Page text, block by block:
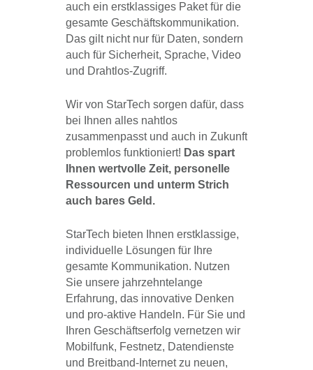
auch ein erstklassiges Paket für die
gesamte Geschäftskommunikation.
Das gilt nicht nur für Daten, sondern
auch für Sicherheit, Sprache, Video
und Drahtlos-Zugriff.
Wir von StarTech sorgen dafür, dass
bei Ihnen alles nahtlos
zusammenpasst und auch in Zukunft
problemlos funktioniert! Das spart
Ihnen wertvolle Zeit, personelle
Ressourcen und unterm Strich
auch bares Geld.
StarTech bieten Ihnen erstklassige,
individuelle Lösungen für Ihre
gesamte Kommunikation. Nutzen
Sie unsere jahrzehntelange
Erfahrung, das innovative Denken
und pro-aktive Handeln. Für Sie und
Ihren Geschäftserfolg vernetzen wir
Mobilfunk, Festnetz, Datendienste
und Breitband-Internet zu neuen,